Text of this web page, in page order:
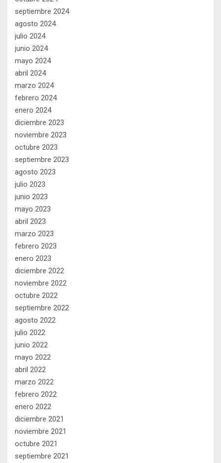
septiembre 2024
agosto 2024
julio 2024
junio 2024
mayo 2024
abril 2024
marzo 2024
febrero 2024
enero 2024
diciembre 2023
noviembre 2023
octubre 2023
septiembre 2023
agosto 2023
julio 2023
junio 2023
mayo 2023
abril 2023
marzo 2023
febrero 2023
enero 2023
diciembre 2022
noviembre 2022
octubre 2022
septiembre 2022
agosto 2022
julio 2022
junio 2022
mayo 2022
abril 2022
marzo 2022
febrero 2022
enero 2022
diciembre 2021
noviembre 2021
octubre 2021
septiembre 2021